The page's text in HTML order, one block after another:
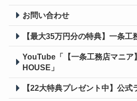
お問い合わせ
【最大35万円分の特典】一条工
YouTube「【一条工務店マニア
HOUSE」
【22大特典プレゼント中】公式